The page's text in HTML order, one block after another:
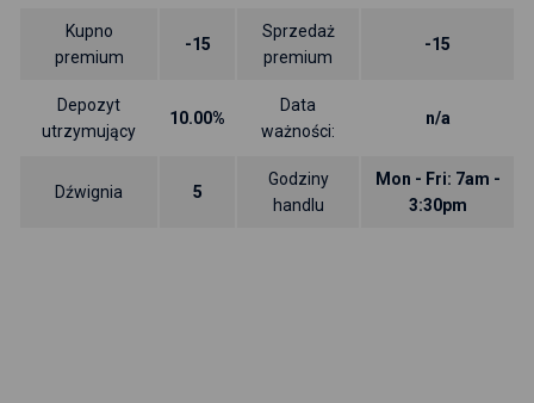
Kupno
premium
-15
Sprzedaż
premium
-15
Depozyt
utrzymujący
10.00%
Data
ważności:
n/a
Dźwignia 5
Godziny
handlu
Mon - Fri: 7am -
3:30pm